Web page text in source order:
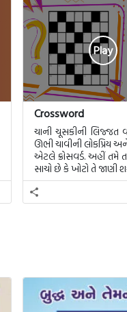
Play
Crossword
ચાની ચૂસકીની લિજ્જત
ઊભી ચાવીની લોકપ્રિય
એટલે ક્રોસવર્ડ. અહીં તમે
સાચો છે કે ખોટો તે જાણી